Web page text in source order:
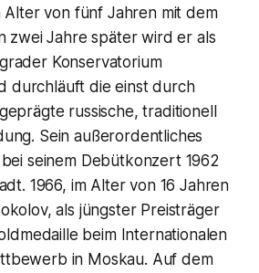
Alter von fünf Jahren mit dem
zwei Jahre später wird er als
Konservatorium
durchläuft die einst durch
russische, traditionell
Sein außerordentliches
seinem Debütkonzert 1962
1966, im Alter von 16 Jahren
als jüngster Preisträger
beim Internationalen
in Moskau. Auf dem